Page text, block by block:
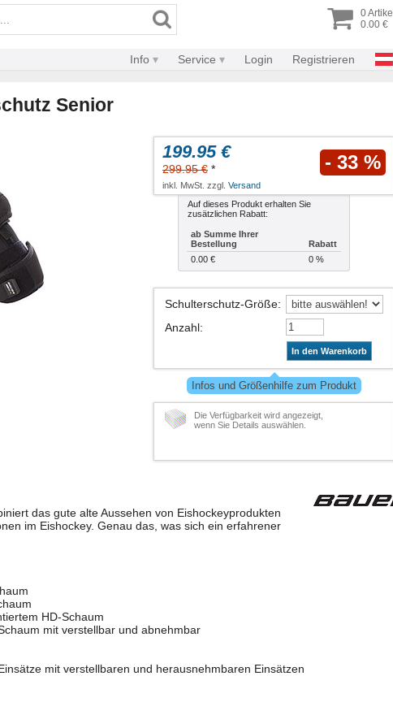
0 Artikel
0.00 €
Info Service Login Registrieren
Senior
199.95 €
299.95 € * - 33 %
inkl. MwSt. zzgl. Versand
Auf dieses Produkt erhalten Sie
zusätzlichen Rabatt:
ab Summe Ihrer
Bestellung
Rabatt
0.00 €
0 %
Schulterschutz-Größe:
Anzahl:
In den Warenkorb
Infos und Größenhilfe zum Produkt
Die Verfügbarkeit wird angezeigt,
wenn Sie Details auswählen.
das gute alte Aussehen von Eishockeyprodukten
im Eishockey. Genau das, was sich ein erfahrener
HD-Schaum
mit verstellbar und abnehmbar
mit verstellbaren und herausnehmbaren Einsätzen